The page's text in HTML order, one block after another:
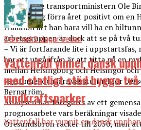
Den danske transportministern Ole
uttalade sig förra året positivt om en
framhöll att han bara vill ha en
arbetsgruppen är dock att se på två
– Vi är fortfarande lite i uppstartsfas,
har att utgå ifrån är att titta på en ny
mellan Helsingborg och Helsingör och
vägtunnel och järnvägstunnel för
Bernström.
Analysen har föregåtts av ett
prognosarbete vars beräkningar
Öresundsbron räcker till 2050, men
Danmark2 dagar sedan
Vattenfall vinner dansk
med statligt stöd bygga två
vindkraftsparker
Vattenfall har vunnit en dansk